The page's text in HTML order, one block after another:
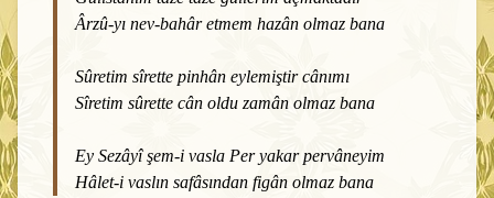
Ârzû-yı nev-bahâr etmem hazân olmaz bana
Sûretim sîrette pinhân eylemiştir cânımı
Sîretim sûrette cân oldu zamân olmaz bana
Ey Sezâyî şem-i vasla Per yakar pervâneyim
Hâlet-i vaslın safâsından figân olmaz bana